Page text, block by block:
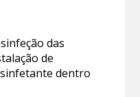
das
de
dentro